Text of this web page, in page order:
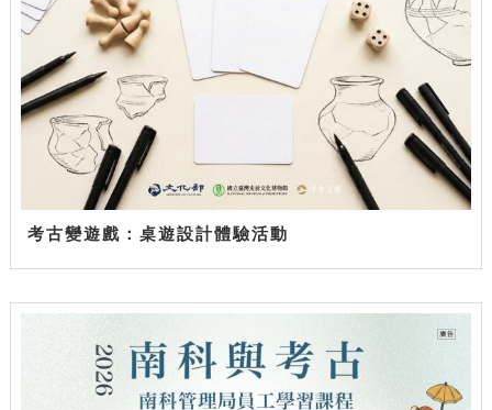
考古變遊戲：桌遊設計體驗活動